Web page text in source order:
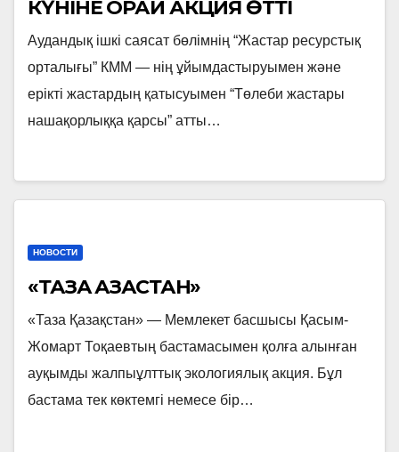
КҮНІНЕ ОРАЙ АКЦИЯ ӨТТІ
Аудандық ішкі саясат бөлімнің “Жастар ресурстық
орталығы” КММ — нің ұйымдастыруымен және
ерікті жастардың қатысуымен “Төлеби жастары
нашақорлыққа қарсы” атты…
НОВОСТИ
«ТАЗА ҚАЗАҚСТАН»
«Таза Қазақстан» — Мемлекет басшысы Қасым-
Жомарт Тоқаевтың бастамасымен қолға алынған
ауқымды жалпыұлттық экологиялық акция. Бұл
бастама тек көктемгі немесе бір…